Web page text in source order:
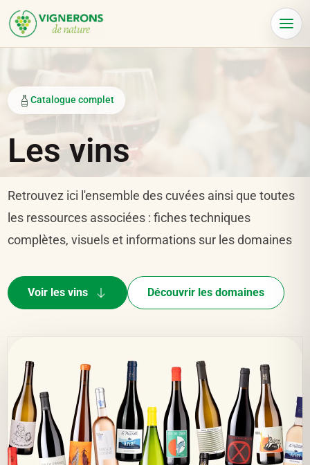
Menu
Catalogue complet
Les vins
Retrouvez ici l'ensemble des cuvées ainsi que toutes
les ressources associées : fiches techniques
complètes, visuels et informations sur les domaines
Voir les vins Découvrir les domaines
Panneau de gestion des cookies